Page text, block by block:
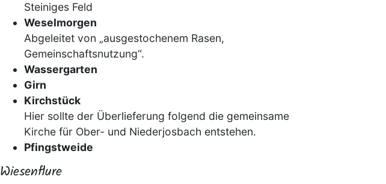
Steiniges Feld
Weselmorgen
Abgeleitet von „ausgestochenem Rasen,
Gemeinschaftsnutzung“.
Wassergarten
Girn
Kirchstück
Hier sollte der Überlieferung folgend die gemeinsame
Kirche für Ober- und Niederjosbach entstehen.
Pfingstweide
Wiesenflure